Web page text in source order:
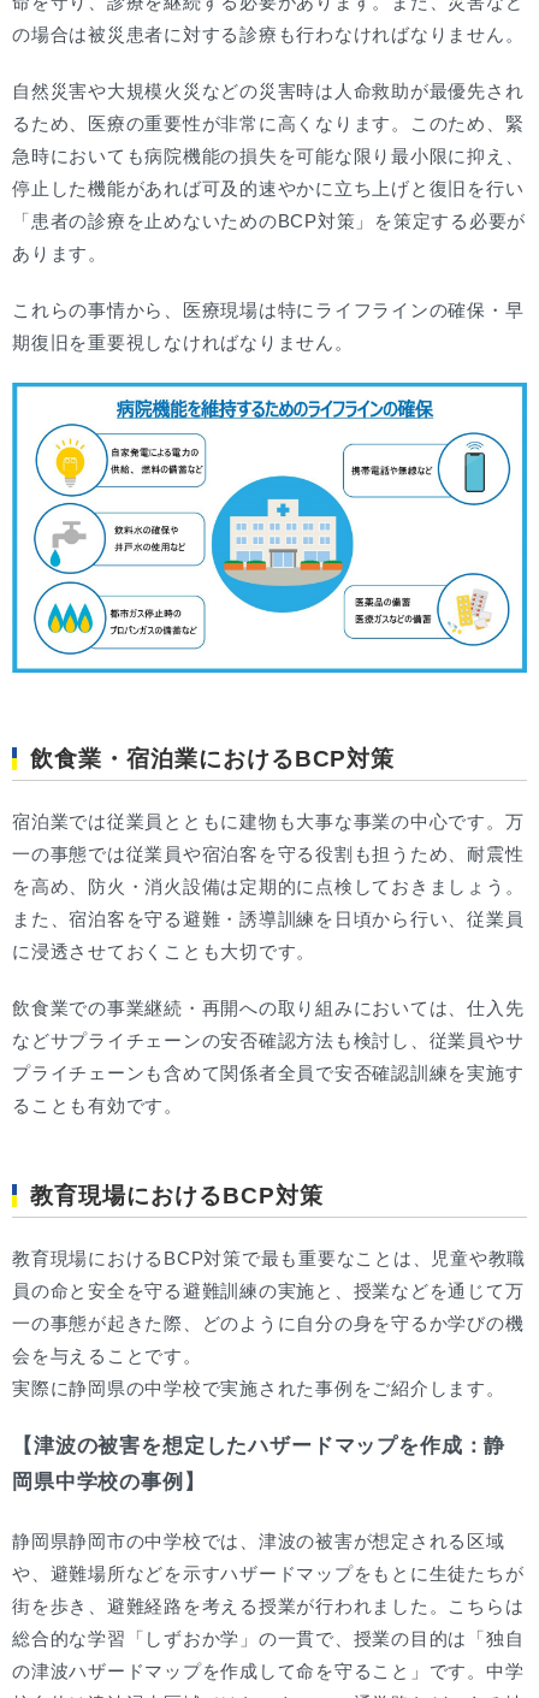
の場合は被災患者に対する診療も行わなければなりません。
自然災害や大規模火災などの災害時は人命救助が最優先され
るため、医療の重要性が非常に高くなります。このため、緊
急時においても病院機能の損失を可能な限り最小限に抑え、
停止した機能があれば可及的速やかに立ち上げと復旧を行い
「患者の診療を止めないためのBCP対策」を策定する必要が
あります。
これらの事情から、医療現場は特にライフラインの確保・早
期復旧を重要視しなければなりません。
飲食業・宿泊業におけるBCP対策
宿泊業では従業員とともに建物も大事な事業の中心です。万
一の事態では従業員や宿泊客を守る役割も担うため、耐震性
を高め、防火・消火設備は定期的に点検しておきましょう。
また、宿泊客を守る避難・誘導訓練を日頃から行い、従業員
に浸透させておくことも大切です。
飲食業での事業継続・再開への取り組みにおいては、仕入先
などサプライチェーンの安否確認方法も検討し、従業員やサ
プライチェーンも含めて関係者全員で安否確認訓練を実施す
ることも有効です。
教育現場におけるBCP対策
教育現場におけるBCP対策で最も重要なことは、児童や教職
員の命と安全を守る避難訓練の実施と、授業などを通じて万
一の事態が起きた際、どのように自分の身を守るか学びの機
会を与えることです。
実際に静岡県の中学校で実施された事例をご紹介します。
【津波の被害を想定したハザードマップを作成：静
岡県中学校の事例】
静岡県静岡市の中学校では、津波の被害が想定される区域
や、避難場所などを示すハザードマップをもとに生徒たちが
街を歩き、避難経路を考える授業が行われました。こちらは
総合的な学習「しずおか学」の一貫で、授業の目的は「独自
の津波ハザードマップを作成して命を守ること」です。中学